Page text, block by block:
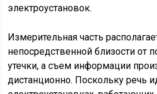
электроустановок.
Измерительная часть
непосредственной близости от
утечки, а съем информации
дистанционно. Поскольку речь